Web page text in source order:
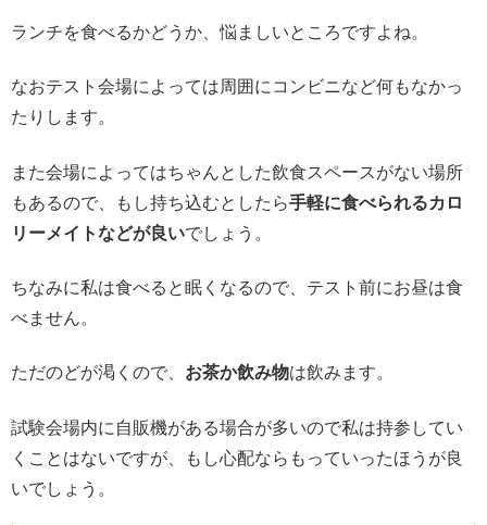
ランチを食べるかどうか、悩ましいところですよね。
なおテスト会場によっては周囲にコンビニなど何もなかっ
たりします。
また会場によってはちゃんとした飲食スペースがない場所
もあるので、もし持ち込むとしたら手軽に食べられるカロ
リーメイトなどが良いでしょう。
ちなみに私は食べると眠くなるので、テスト前にお昼は食
べません。
ただのどが渇くので、 お茶か飲み物は飲みます。
試験会場内に自販機がある場合が多いので私は持参してい
くことはないですが、もし心配ならもっていったほうが良
いでしょう。